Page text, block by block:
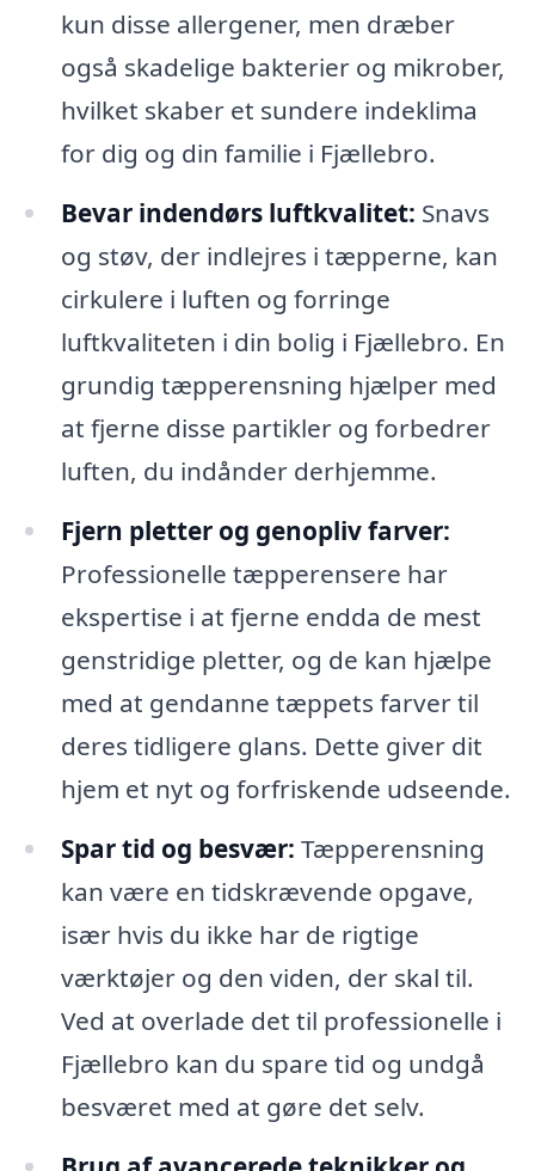
kun disse allergener, men dræber
også skadelige bakterier og mikrober,
hvilket skaber et sundere indeklima
for dig og din familie i Fjællebro.
Bevar indendørs luftkvalitet: Snavs
og støv, der indlejres i tæpperne, kan
cirkulere i luften og forringe
luftkvaliteten i din bolig i Fjællebro. En
grundig tæpperensning hjælper med
at fjerne disse partikler og forbedrer
luften, du indånder derhjemme.
Fjern pletter og genopliv farver:
Professionelle tæpperensere har
ekspertise i at fjerne endda de mest
genstridige pletter, og de kan hjælpe
med at gendanne tæppets farver til
deres tidligere glans. Dette giver dit
hjem et nyt og forfriskende udseende.
Spar tid og besvær: Tæpperensning
kan være en tidskrævende opgave,
især hvis du ikke har de rigtige
værktøjer og den viden, der skal til.
Ved at overlade det til professionelle i
Fjællebro kan du spare tid og undgå
besværet med at gøre det selv.